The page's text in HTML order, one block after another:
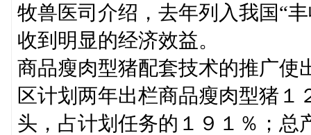
牧兽医司介绍，去年列入我国“
收到明显的经济效益。
商品瘦肉型猪配套技术的推广使
区计划两年出栏商品瘦肉型猪
头，占计划任务的１９１％；总